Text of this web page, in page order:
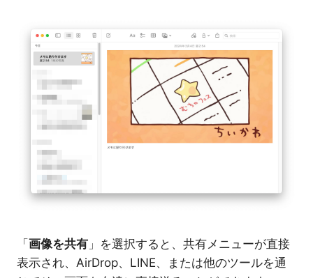
「 画像を共有 」を選択すると、共有メニューが直接
表示され、AirDrop、LINE、または他のツールを通